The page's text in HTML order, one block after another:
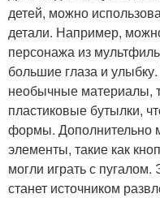
детей, можно
детали. Например,
персонажа из
большие глаза и
необычные материалы,
пластиковые бутылки,
формы. Дополнительно
элементы, такие как
могли играть с пугалом.
станет источником